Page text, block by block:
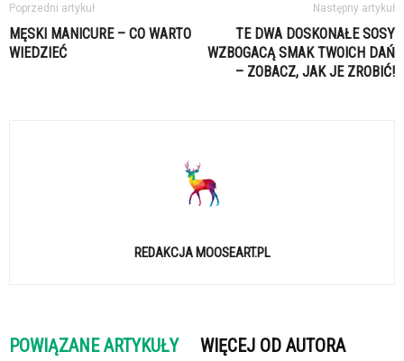
Poprzedni artykuł
MĘSKI MANICURE – CO WARTO
WIEDZIEĆ
Następny artykuł
TE DWA DOSKONAŁE SOSY
WZBOGACĄ SMAK TWOICH DAŃ
– ZOBACZ, JAK JE ZROBIĆ!
REDAKCJA MOOSEART.PL
POWIĄZANE ARTYKUŁY WIĘCEJ OD AUTORA